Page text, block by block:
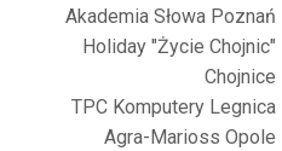
Akademia Słowa Poznań
Holiday "Życie Chojnic"
Chojnice
TPC Komputery Legnica
Agra-Marioss Opole